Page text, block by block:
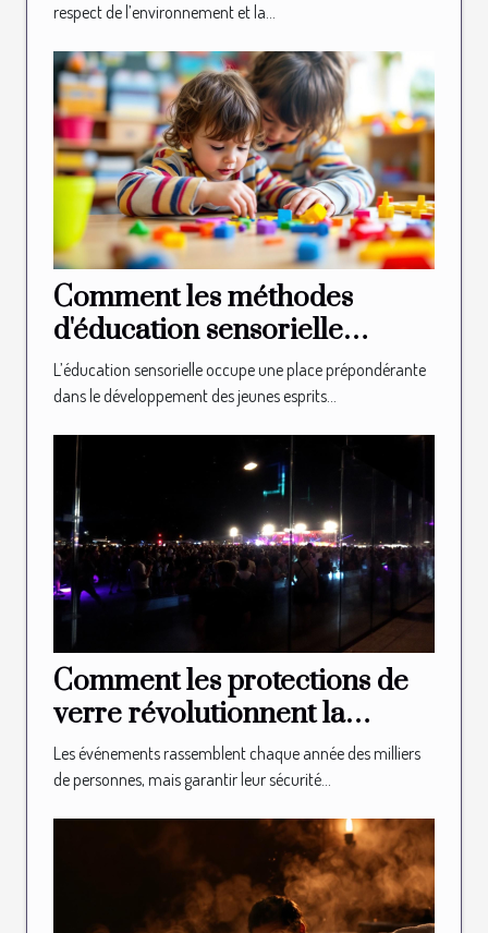
respect de l’environnement et la...
Comment les méthodes
d'éducation sensorielle
façonnent-elles les jeunes
esprits ?
L’éducation sensorielle occupe une place prépondérante
dans le développement des jeunes esprits...
Comment les protections de
verre révolutionnent la
sécurité des événements ?
Les événements rassemblent chaque année des milliers
de personnes, mais garantir leur sécurité...